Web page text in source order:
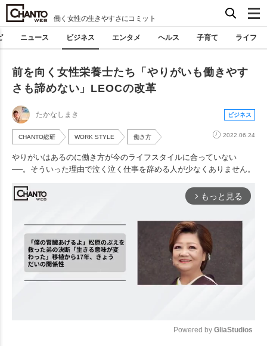
働く女性の生きやすさにコミット
ニュース ビジネス エンタメ ヘルス 子育て ライフ
前を向く女性栄養士たち「やりがいも働きやす
さも諦めない」LEOCの改革
たかなしまき ビジネス
CHANTO総研 WORK STYLE 働き方 2022.06.24
やりがいはあるのに働き方が今のライフスタイルに合っていない
──。そういった理由で泣く泣く仕事を辞める人が少なくありません。
arrow_forward_ios もっと見る
Powered by GliaStudios